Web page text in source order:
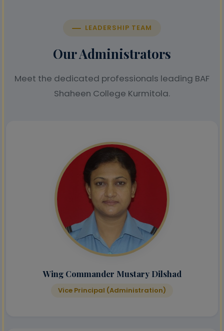
LEADERSHIP TEAM
Our Administrators
Meet the dedicated professionals leading BAF
Shaheen College Kurmitola.
Wing Commander Mustary Dilshad
Vice Principal (Administration)